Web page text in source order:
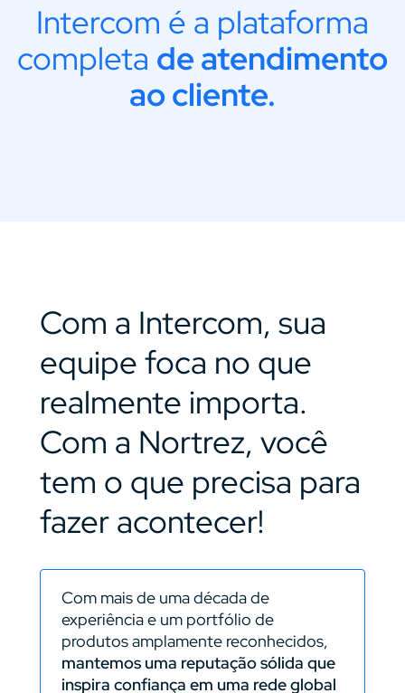
Intercom é a plataforma
completa de atendimento
ao cliente.
Com a Intercom, sua
equipe foca no que
realmente importa.
Com a Nortrez, você
tem o que precisa para
fazer acontecer!
Com mais de uma década de
experiência e um portfólio de
produtos amplamente reconhecidos,
mantemos uma reputação sólida que
inspira confiança em uma rede global